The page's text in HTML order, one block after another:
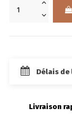
Délais
Livraison